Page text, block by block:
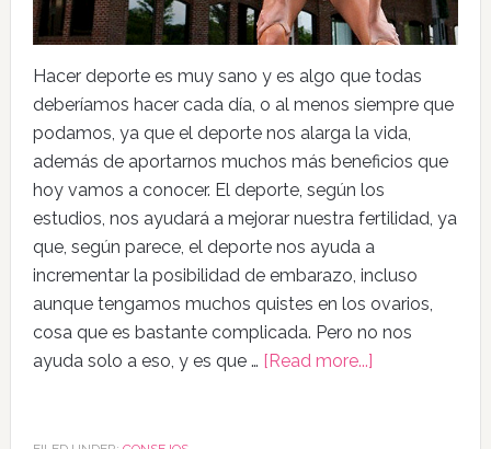
Hacer deporte es muy sano y es algo que todas
deberíamos hacer cada día, o al menos siempre que
podamos, ya que el deporte nos alarga la vida,
además de aportarnos muchos más beneficios que
hoy vamos a conocer. El deporte, según los
estudios, nos ayudará a mejorar nuestra fertilidad, ya
que, según parece, el deporte nos ayuda a
incrementar la posibilidad de embarazo, incluso
aunque tengamos muchos quistes en los ovarios,
cosa que es bastante complicada. Pero no nos
ayuda solo a eso, y es que … [Read more...]